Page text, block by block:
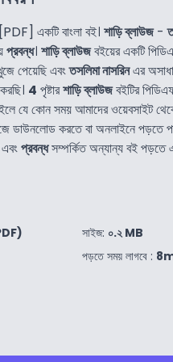
একটি বাংলা বই। শাড়ি ব্লাউজ-
প্রবন্ধ। শাড়ি ব্লাউজবইয়ের একটি
পেয়েছি এবংতসলিমা নাসরিনএর
4 পৃষ্টারশাড়ি ব্লাউজবইটির
যে কোন সময় আমাদের ওয়েবসাইট
ডাউনলোড করতে বা অনলাইনে পড়তে
প্রবন্ধসম্পর্কিত অন্যান্য বই পড়তে
সাইজ: ০.২ MB
পড়তে সময় লাগবে :